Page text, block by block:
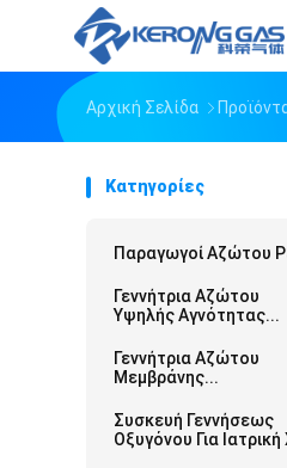
Αρχική Σελίδα
Κατηγορίες
Παραγωγοί Αζώτου
Γεννήτρια Αζώτου
Υψηλής Αγνότητας...
Γεννήτρια Αζώτου
Μεμβράνης...
Συσκευή Γεννήσεως
Οξυγόνου Για Ιατρική